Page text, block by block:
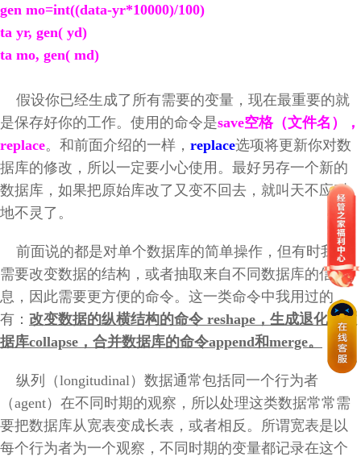
gen mo=int((data-yr*10000)/100)
ta yr, gen( yd)
ta mo, gen( md)
假设你已经生成了所有需要的变量，现在最重要的就
是保存好你的工作。使用的命令是save空格（文件名），
replace。和前面介绍的一样， replace选项将更新你对数
据库的修改，所以一定要小心使用。最好另存一个新的
数据库，如果把原始库改了又变不回去，就叫天不应叫
地不灵了。
前面说的都是对单个数据库的简单操作，但有时我们
需要改变数据的结构，或者抽取来自不同数据库的信
息，因此需要更方便的命令。这一类命令中我用过的
有： 改变数据的纵横结构的命令 reshape，生成退化的数
据库collapse，合并数据库的命令append和merge。
纵列（longitudinal）数据通常包括同一个行为者
（agent）在不同时期的观察，所以处理这类数据常常需
要把数据库从宽表变成长表，或者相反。所谓宽表是以
每个行为者为一个观察，不同时期的变量都记录在这个